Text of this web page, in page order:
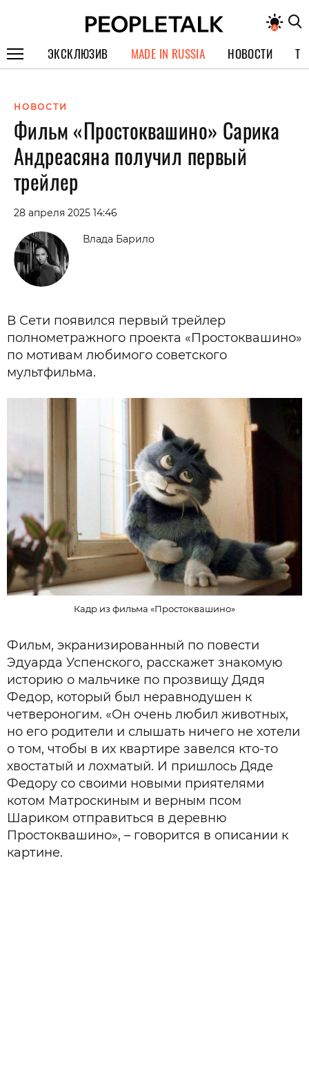
ЭКСКЛЮЗИВ
СПЕЦПРОЕКТЫ
ИНТЕРВЬЮ
ПОКОЛЕНИЕ
MADE IN RUSSIA НОВОСТИ
НОВОСТИ
Фильм «Простоквашино» Сарика
Андреасяна получил первый
трейлер
28 апреля 2025 14:46
Влада Барило
В Сети появился первый трейлер
полнометражного проекта «Простоквашино»
по мотивам любимого советского
мультфильма.
Кадр из фильма «Простоквашино»
Фильм, экранизированный по повести
Эдуарда Успенского, расскажет знакомую
историю о мальчике по прозвищу Дядя
Федор, который был неравнодушен к
четвероногим. «Он очень любил животных,
но его родители и слышать ничего не хотели
о том, чтобы в их квартире завелся кто‑то
хвостатый и лохматый. И пришлось Дяде
Федору со своими новыми приятелями
котом Матроскиным и верным псом
Шариком отправиться в деревню
Простоквашино», – говорится в описании к
картине.